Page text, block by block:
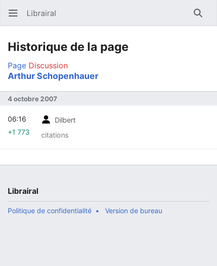
Ouvrir le menu principal Librairal
Historique de la page
Page Discussion
Arthur Schopenhauer
4 octobre 2007
Dilbert
citations
06:16
+1 773
Librairal
Politique de confidentialité Version de bureau